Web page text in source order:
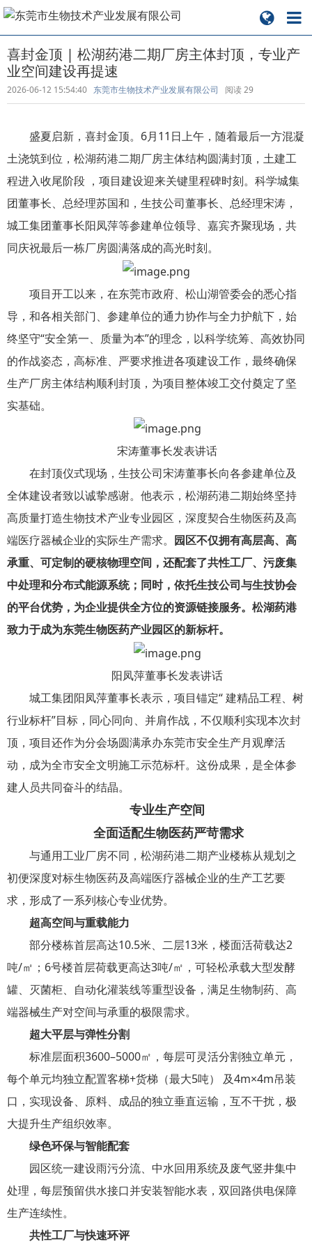
喜封金顶 | 松湖药港二期厂房主体封顶，专业产
业空间建设再提速
2026-06-12 15:54:40 东莞市生物技术产业发展有限公司 阅读29
盛夏启新，喜封金顶。6月11日上午，随着最后一方混凝
土浇筑到位，松湖药港二期厂房主体结构圆满封顶，土建工
程进入收尾阶段 ，项目建设迎来关键里程碑时刻。科学城集
团董事长、总经理苏国和，生技公司董事长、总经理宋涛，
城工集团董事长阳凤萍等参建单位领导、嘉宾齐聚现场，共
同庆祝最后一栋厂房圆满落成的高光时刻。
项目开工以来，在东莞市政府、松山湖管委会的悉心指
导，和各相关部门、参建单位的通力协作与全力护航下，始
终坚守“安全第一、质量为本”的理念，以科学统筹、高效协同
的作战姿态，高标准、严要求推进各项建设工作，最终确保
生产厂房主体结构顺利封顶，为项目整体竣工交付奠定了坚
实基础。
宋涛董事长发表讲话
在封顶仪式现场，生技公司宋涛董事长向各参建单位及
全体建设者致以诚挚感谢。他表示，松湖药港二期始终坚持
高质量打造生物技术产业专业园区，深度契合生物医药及高
端医疗器械企业的实际生产需求。 园区不仅拥有高层高、高
承重、可定制的硬核物理空间，还配套了共性工厂、污废集
中处理和分布式能源系统；同时，依托生技公司与生技协会
的平台优势，为企业提供全方位的资源链接服务。松湖药港
致力于成为东莞生物医药产业园区的新标杆。
阳凤萍董事长发表讲话
城工集团阳凤萍董事长表示，项目锚定“ 建精品工程、树
行业标杆”目标，同心同向、并肩作战，不仅顺利实现本次封
顶，项目还作为分会场圆满承办东莞市安全生产月观摩活
动，成为全市安全文明施工示范标杆。这份成果，是全体参
建人员共同奋斗的结晶。
专业生产空间
全面适配生物医药严苛需求
与通用工业厂房不同，松湖药港二期产业楼栋从规划之
初便深度对标生物医药及高端医疗器械企业的生产工艺要
求，形成了一系列核心专业优势。
超高空间与重载能力
部分楼栋首层高达10.5米、二层13米，楼面活荷载达2
吨/㎡；6号楼首层荷载更高达3吨/㎡，可轻松承载大型发酵
罐、灭菌柜、自动化灌装线等重型设备，满足生物制药、高
端器械生产对空间与承重的极限需求。
超大平层与弹性分割
标准层面积3600–5000㎡，每层可灵活分割独立单元，
每个单元均独立配置客梯+货梯（最大5吨） 及4m×4m吊装
口，实现设备、原料、成品的独立垂直运输，互不干扰，极
大提升生产组织效率。
绿色环保与智能配套
园区统一建设雨污分流、中水回用系统及废气竖井集中
处理，每层预留供水接口并安装智能水表，双回路供电保障
生产连续性。
共性工厂与快速环评